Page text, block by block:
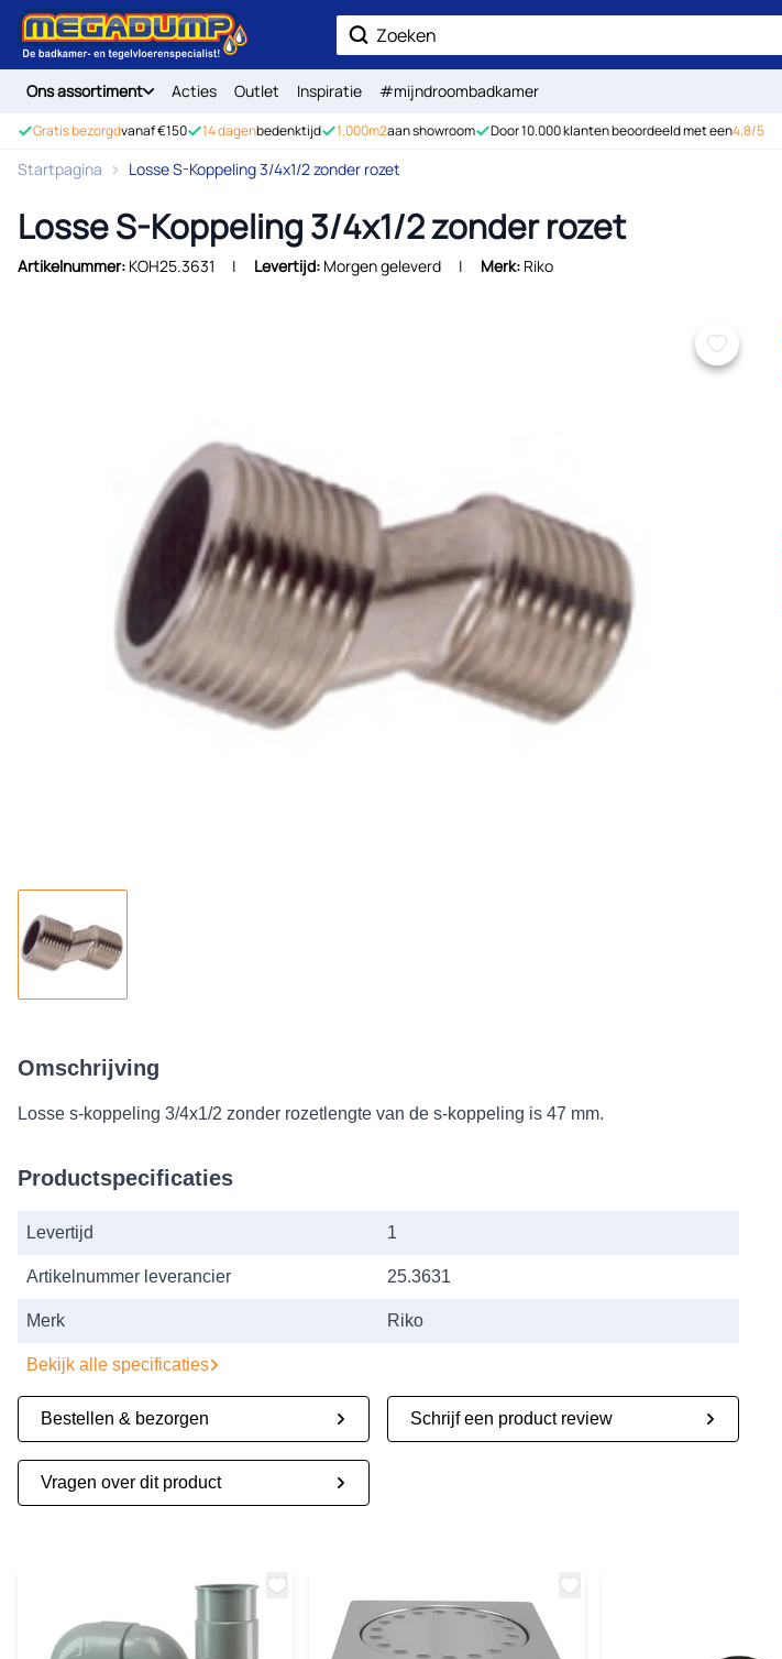
Ga naar de inhoud
Zoek
Ons assortiment Acties Outlet Inspiratie #mijndroombadkamer
Gratis bezorgdvanaf €150 14 dagenbedenktijd 1.000m2aan showroom Door 10.000 klanten beoordeeld met een4.8/5
Startpagina Losse S-Koppeling 3/4x1/2 zonder rozet
Losse S-Koppeling 3/4x1/2 zonder rozet
Artikelnummer: KOH25.3631 Levertijd: Morgen geleverd Merk: Riko
Omschrijving
Losse s-koppeling 3/4x1/2 zonder rozetlengte van de s-koppeling is 47 mm.
Productspecificaties
Levertijd 1
Artikelnummer leverancier 25.3631
Merk Riko
Bekijk alle specificaties
Bestellen & bezorgen Schrijf een product review
Vragen over dit product